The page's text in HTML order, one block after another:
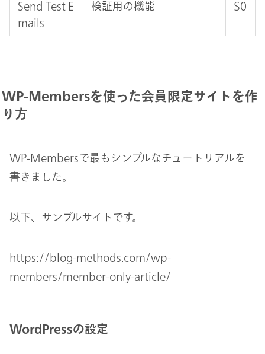
Send Test E
mails
検証用の機能 $0
WP-Membersを使った会員限定サイトを作
り方
WP-Membersで最もシンプルなチュートリアルを
書きました。
以下、サンプルサイトです。
https://blog-methods.com/wp-
members/member-only-article/
WordPressの設定